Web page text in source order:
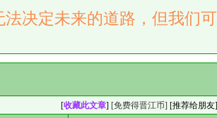
法决定未来的道路，但我们
[收藏此文章] [免费得晋江币] [推荐给朋友